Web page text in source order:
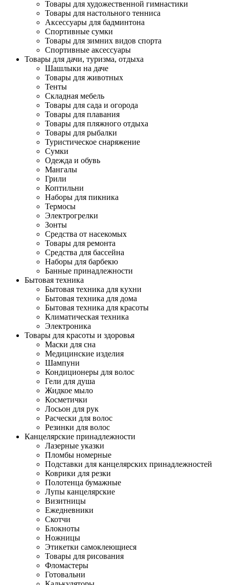
Товары для художественной гимнастики
Товары для настольного тенниса
Аксессуары для бадминтона
Спортивные сумки
Товары для зимних видов спорта
Спортивные аксессуары
Товары для дачи, туризма, отдыха
Шашлыки на даче
Товары для животных
Тенты
Складная мебель
Товары для сада и огорода
Товары для плавания
Товары для пляжного отдыха
Товары для рыбалки
Туристическое снаряжение
Сумки
Одежда и обувь
Мангалы
Грили
Коптильни
Наборы для пикника
Термосы
Электрогрелки
Зонты
Средства от насекомых
Товары для ремонта
Средства для бассейна
Наборы для барбекю
Банные принадлежности
Бытовая техника
Бытовая техника для кухни
Бытовая техника для дома
Бытовая техника для красоты
Климатическая техника
Электроника
Товары для красоты и здоровья
Маски для сна
Медицинские изделия
Шампуни
Кондиционеры для волос
Гели для душа
Жидкое мыло
Косметички
Лосьон для рук
Расчески для волос
Резинки для волос
Канцелярские принадлежности
Лазерные указки
Пломбы номерные
Подставки для канцелярских принадлежностей
Коврики для резки
Полотенца бумажные
Лупы канцелярские
Визитницы
Ежедневники
Скотчи
Блокноты
Ножницы
Этикетки самоклеющиеся
Товары для рисования
Фломастеры
Готовальни